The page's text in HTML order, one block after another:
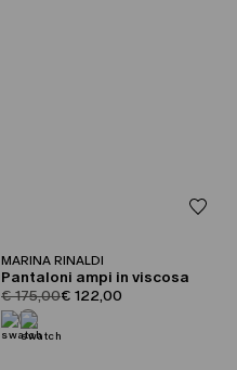
MARINA RINALDI
Pantaloni ampi in viscosa
product.price.original
€ 175,00product.price.sale
€ 122,00